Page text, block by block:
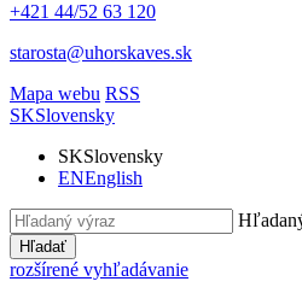
+421 44/52 63 120
starosta@uhorskaves.sk
Mapa webu RSS
SKSlovensky
SKSlovensky
ENEnglish
Hľadať
rozšírené vyhľadávanie